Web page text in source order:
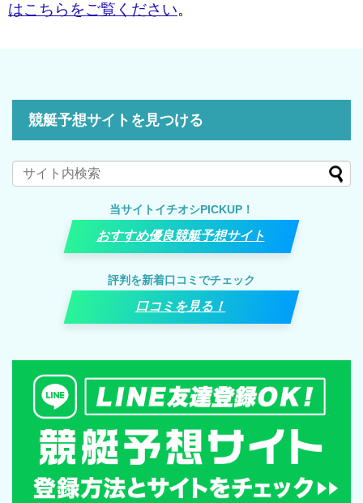
はこちらをご覧ください。
競艇予想サイトを見つける
当サイトイチオシPICKUP！
おすすめ優良競艇予想サイト
評判を新着口コミでチェック
口コミを見る！